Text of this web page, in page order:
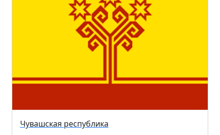
Чувашская республика